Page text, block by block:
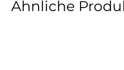
Ähnliche